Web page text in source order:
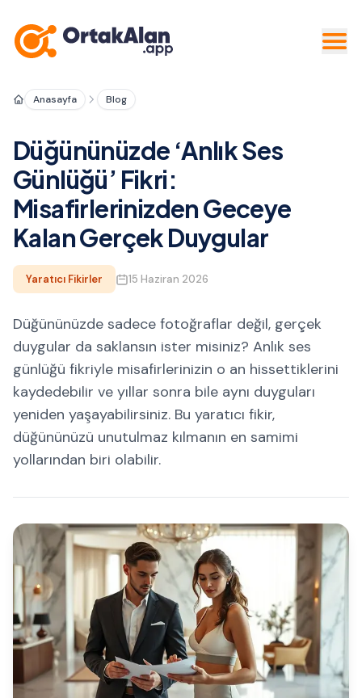
Anasayfa Blog
Düğününüzde ‘Anlık Ses
Günlüğü’ Fikri:
Misafirlerinizden Geceye
Kalan Gerçek Duygular
Yaratıcı Fikirler 15 Haziran 2026
Düğününüzde sadece fotoğraflar değil, gerçek
duygular da saklansın ister misiniz? Anlık ses
günlüğü fikriyle misafirlerinizin o an hissettiklerini
kaydedebilir ve yıllar sonra bile aynı duyguları
yeniden yaşayabilirsiniz. Bu yaratıcı fikir,
düğününüzü unutulmaz kılmanın en samimi
yollarından biri olabilir.